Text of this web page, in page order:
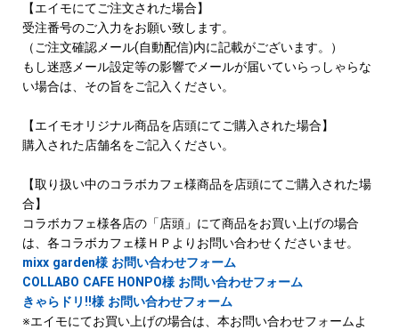
【エイモにてご注文された場合】
受注番号のご入力をお願い致します。
（ご注文確認メール(自動配信)内に記載がございます。）
もし迷惑メール設定等の影響でメールが届いていらっしゃらな
い場合は、その旨をご記入ください。
【エイモオリジナル商品を店頭にてご購入された場合】
購入された店舗名をご記入ください。
【取り扱い中のコラボカフェ様商品を店頭にてご購入された場
合】
コラボカフェ様各店の「店頭」にて商品をお買い上げの場合
は、各コラボカフェ様ＨＰよりお問い合わせくださいませ。
mixx garden様 お問い合わせフォーム
COLLABO CAFE HONPO様 お問い合わせフォーム
きゃらドリ!!様 お問い合わせフォーム
※エイモにてお買い上げの場合は、本お問い合わせフォームよ